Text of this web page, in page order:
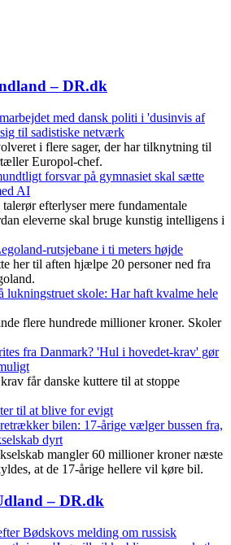
– DR.dk
med dansk politi i 'dusinvis af
til sadistiske netværk
i flere sager, der har tilknytning til
Europol-chef.
forsvar på gymnasiet skal sætte
AI
efterlyser mere fundamentale
eleverne skal bruge kunstig intelligens i
rutsjebane i ti meters højde
her til aften hjælpe 20 personer ned fra
lukningstruet skole: Har haft kvalme hele
flere hundrede millioner kroner. Skoler
fra Danmark? 'Hul i hovedet-krav' gør
får danske kuttere til at stoppe
til at blive for evigt
bilen: 17-årige vælger bussen fra,
dyrt
mangler 60 millioner kroner næste
at de 17-årige hellere vil køre bil.
– DR.dk
Bødskovs melding om russisk